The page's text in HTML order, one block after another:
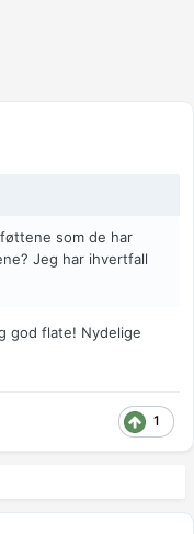
som de har
Jeg har ihvertfall
god flate! Nydelige
1